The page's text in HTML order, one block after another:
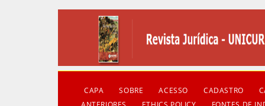
CAPA SOBRE ACESSO CADASTRO